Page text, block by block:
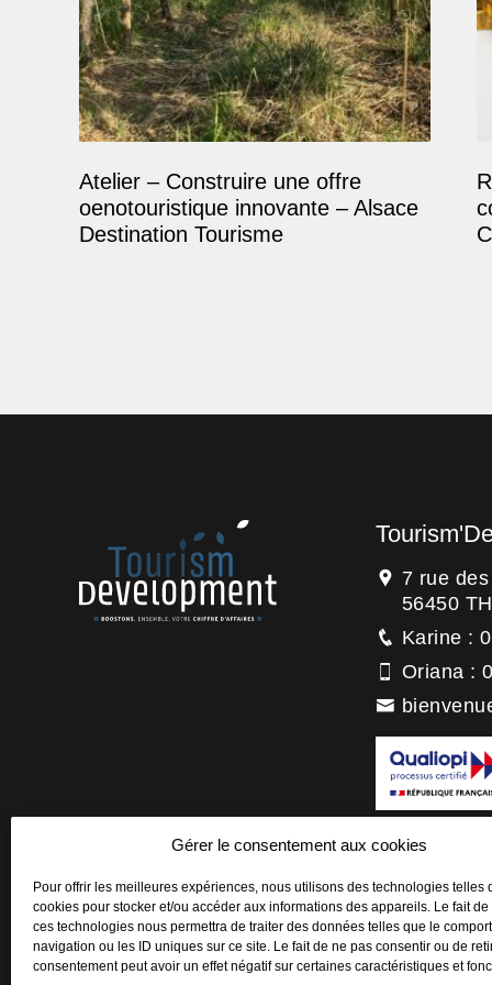
Gérer le consentement aux cookies
Pour offrir les meilleures expériences, nous utilisons des technologies telles
cookies pour stocker et/ou accéder aux informations des appareils. Le fait
ces technologies nous permettra de traiter des données telles que le
navigation ou les ID uniques sur ce site. Le fait de ne pas consentir ou de
consentement peut avoir un effet négatif sur certaines caractéristiques et
Atelier – Construire une offre
oenotouristique innovante – Alsace
Destination Tourisme
7 rue
56450
Karine :
Oriana :
La
titre de la